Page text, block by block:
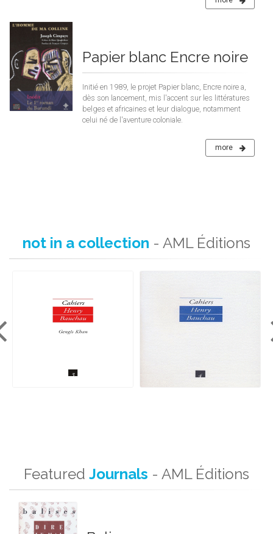
Papier blanc Encre noire
Initié en 1989, le projet Papier blanc, Encre noire a,
dès son lancement, mis l'accent sur les littératures
belges et africaines et leur dialogue, notamment
celui né de l'aventure coloniale.
more
not in a collection - AML Éditions
Featured Journals - AML Éditions